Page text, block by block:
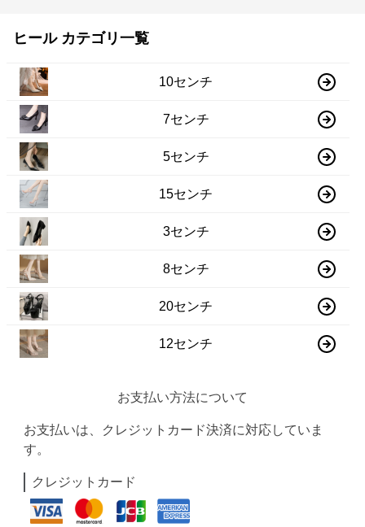
ヒール カテゴリ一覧
10センチ
7センチ
5センチ
15センチ
3センチ
8センチ
20センチ
12センチ
お支払い方法について
お支払いは、クレジットカード決済に対応していま
す。
クレジットカード